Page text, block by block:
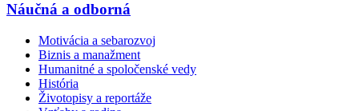
Náučná a odborná
Motivácia a sebarozvoj
Biznis a manažment
Humanitné a spoločenské vedy
História
Životopisy a reportáže